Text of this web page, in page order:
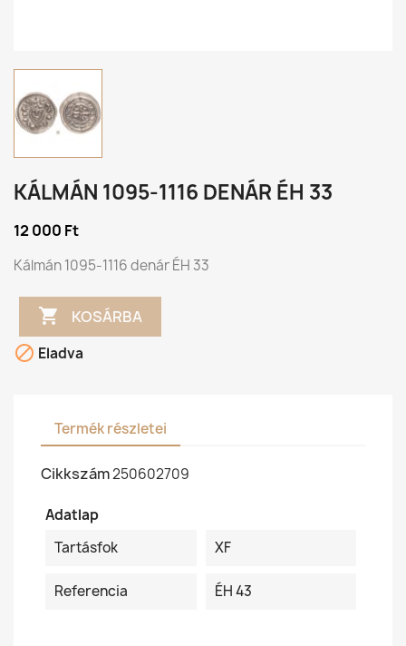
KÁLMÁN 1095-1116 DENÁR ÉH 33
12 000 Ft
Kálmán 1095-1116 denár ÉH 33
 KOSÁRBA
 Eladva
Termék részletei
Cikkszám250602709
Adatlap
Tartásfok
XF
Referencia ÉH 43